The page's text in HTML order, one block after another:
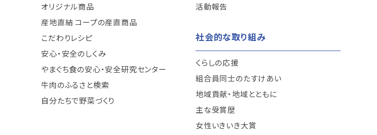
オリジナル商品
産地直結 コープの産直商品
こだわりレシピ
安心・安全のしくみ
やまぐち食の安心・安全研究センター
牛肉のふるさと検索
自分たちで野菜づくり
活動報告
社会的な取り組み
くらしの応援
組合員同士のたすけあい
地域貢献・地域とともに
主な受賞歴
女性いきいき大賞